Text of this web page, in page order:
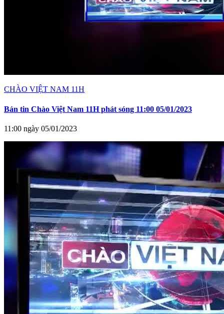
CHÀO VIỆT NAM 11H
Bản tin Chào Việt Nam 11H phát sóng 11:00 05/01/2023
11:00 ngày 05/01/2023